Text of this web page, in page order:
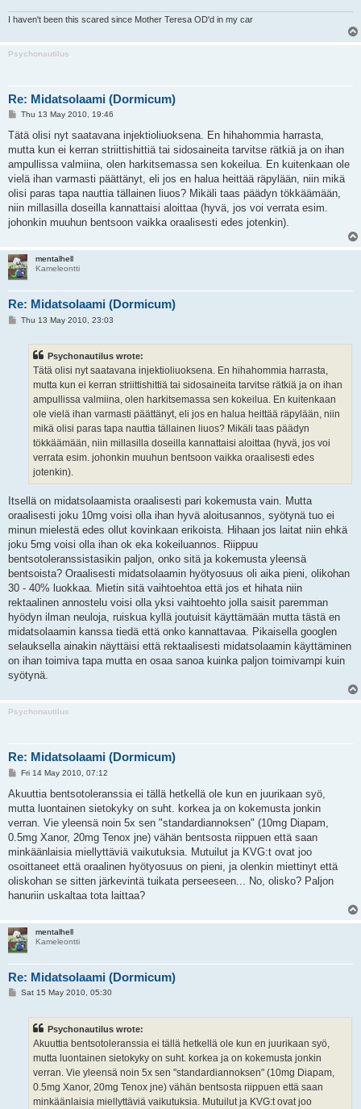
I haven't been this scared since Mother Teresa OD'd in my car
Psychonautilus
Re: Midatsolaami (Dormicum)
P
s
Thu 13 May 2010, 19:46
Tätä olisi nyt saatavana injektioliuoksena. En hihahommia harrasta,
mutta kun ei kerran striittishittiä tai sidosaineita tarvitse rätkiä ja on ihan
ampullissa valmiina, olen harkitsemassa sen kokeilua. En kuitenkaan ole
vielä ihan varmasti päättänyt, eli jos en halua heittää räpylään, niin mikä
olisi paras tapa nauttia tällainen liuos? Mikäli taas päädyn tökkäämään,
niin millasilla doseilla kannattaisi aloittaa (hyvä, jos voi verrata esim.
johonkin muuhun bentsoon vaikka oraalisesti edes jotenkin).
mentalhell
Kameleontti
Re: Midatsolaami (Dormicum)
PThu 13 May 2010, 23:03
Psychonautilus wrote:
Tätä olisi nyt saatavana injektioliuoksena. En hihahommia harrasta,
mutta kun ei kerran striittishittiä tai sidosaineita tarvitse rätkiä ja on ihan
ampullissa valmiina, olen harkitsemassa sen kokeilua. En kuitenkaan
ole vielä ihan varmasti päättänyt, eli jos en halua heittää räpylään, niin
mikä olisi paras tapa nauttia tällainen liuos? Mikäli taas päädyn
tökkäämään, niin millasilla doseilla kannattaisi aloittaa (hyvä, jos voi
verrata esim. johonkin muuhun bentsoon vaikka oraalisesti edes
jotenkin).
Itsellä on midatsolaamista oraalisesti pari kokemusta vain. Mutta
oraalisesti joku 10mg voisi olla ihan hyvä aloitusannos, syötynä tuo ei
minun mielestä edes ollut kovinkaan erikoista. Hihaan jos laitat niin ehkä
joku 5mg voisi olla ihan ok eka kokeiluannos. Riippuu
bentsotoleranssistasikin paljon, onko sitä ja kokemusta yleensä
bentsoista? Oraalisesti midatsolaamin hyötyosuus oli aika pieni, olikohan
30 - 40% luokkaa. Mietin sitä vaihtoehtoa että jos et hihata niin
rektaalinen annostelu voisi olla yksi vaihtoehto jolla saisit paremman
hyödyn ilman neuloja, ruiskua kyllä joutuisit käyttämään mutta tästä en
midatsolaamin kanssa tiedä että onko kannattavaa. Pikaisella googlen
selauksella ainakin näyttäisi että rektaalisesti midatsolaamin käyttäminen
on ihan toimiva tapa mutta en osaa sanoa kuinka paljon toimivampi kuin
syötynä.
Psychonautilus
Re: Midatsolaami (Dormicum)
P
s
Fri 14 May 2010, 07:12
Akuuttia bentsotoleranssia ei tällä hetkellä ole kun en juurikaan syö,
mutta luontainen sietokyky on suht. korkea ja on kokemusta jonkin
verran. Vie yleensä noin 5x sen "standardiannoksen" (10mg Diapam,
0.5mg Xanor, 20mg Tenox jne) vähän bentsosta riippuen että saan
minkäänlaisia miellyttäviä vaikutuksia. Mutuilut ja KVG:t ovat joo
osoittaneet että oraalinen hyötyosuus on pieni, ja olenkin miettinyt että
oliskohan se sitten järkevintä tuikata perseeseen... No, olisko? Paljon
hanuriin uskaltaa tota laittaa?
mentalhell
Kameleontti
Re: Midatsolaami (Dormicum)
PSat 15 May 2010, 05:30
Psychonautilus wrote:
Akuuttia bentsotoleranssia ei tällä hetkellä ole kun en juurikaan syö,
mutta luontainen sietokyky on suht. korkea ja on kokemusta jonkin
verran. Vie yleensä noin 5x sen "standardiannoksen" (10mg Diapam,
0.5mg Xanor, 20mg Tenox jne) vähän bentsosta riippuen että saan
minkäänlaisia miellyttäviä vaikutuksia. Mutuilut ja KVG:t ovat joo